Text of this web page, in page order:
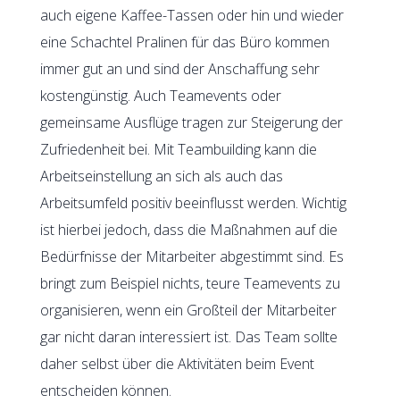
auch eigene Kaffee-Tassen oder hin und wieder
eine Schachtel Pralinen für das Büro kommen
immer gut an und sind der Anschaffung sehr
kostengünstig. Auch Teamevents oder
gemeinsame Ausflüge tragen zur Steigerung der
Zufriedenheit bei. Mit Teambuilding kann die
Arbeitseinstellung an sich als auch das
Arbeitsumfeld positiv beeinflusst werden. Wichtig
ist hierbei jedoch, dass die Maßnahmen auf die
Bedürfnisse der Mitarbeiter abgestimmt sind. Es
bringt zum Beispiel nichts, teure Teamevents zu
organisieren, wenn ein Großteil der Mitarbeiter
gar nicht daran interessiert ist. Das Team sollte
daher selbst über die Aktivitäten beim Event
entscheiden können.